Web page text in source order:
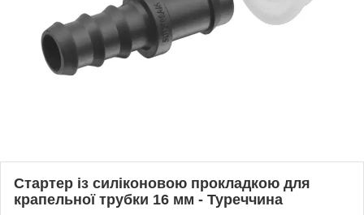
Стартер із силіконовою прокладкою для
крапельної трубки 16 мм - Туреччина